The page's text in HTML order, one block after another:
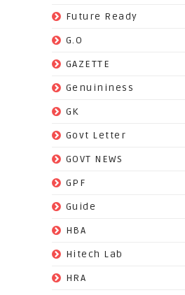
Future Ready
G.O
GAZETTE
Genuininess
GK
Govt Letter
GOVT NEWS
GPF
Guide
HBA
Hitech Lab
HRA